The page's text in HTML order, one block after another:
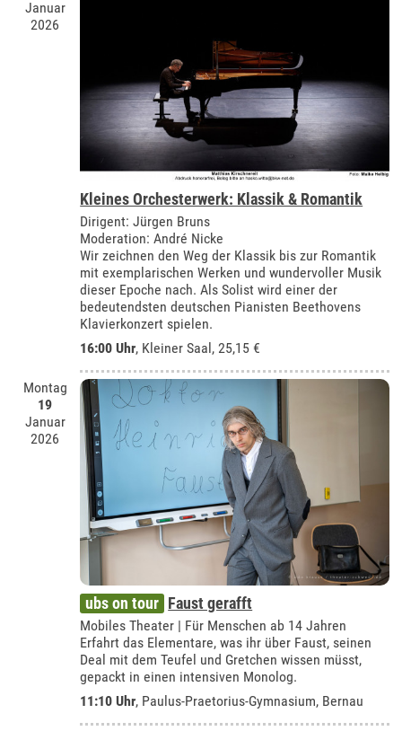
Januar
2026
Kleines Orchesterwerk: Klassik & Romantik
Dirigent: Jürgen Bruns
Moderation: André Nicke
Wir zeichnen den Weg der Klassik bis zur Romantik
mit exemplarischen Werken und wundervoller Musik
dieser Epoche nach. Als Solist wird einer der
bedeutendsten deutschen Pianisten Beethovens
Klavierkonzert spielen.
16:00 Uhr, Kleiner Saal , 25,15 €
Montag
19
Januar
2026
ubs on tour Faust gerafft
Mobiles Theater | Für Menschen ab 14 Jahren
Erfahrt das Elementare, was ihr über Faust, seinen
Deal mit dem Teufel und Gretchen wissen müsst,
gepackt in einen intensiven Monolog.
11:10 Uhr, Paulus-Praetorius-Gymnasium, Bernau